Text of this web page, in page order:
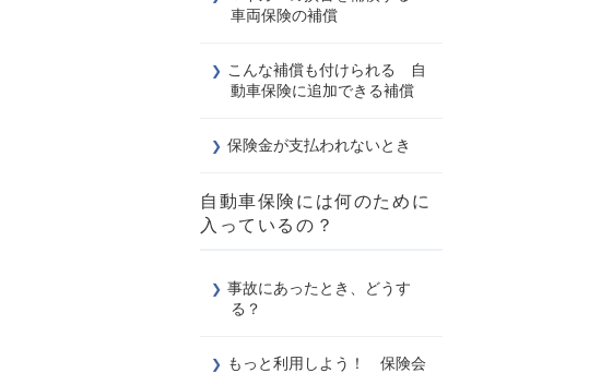
車両保険の補償
こんな補償も付けられる 自
動車保険に追加できる補償
保険金が支払われないとき
自動車保険には何のために
入っているの？
事故にあったとき、どうす
る？
もっと利用しよう！ 保険会